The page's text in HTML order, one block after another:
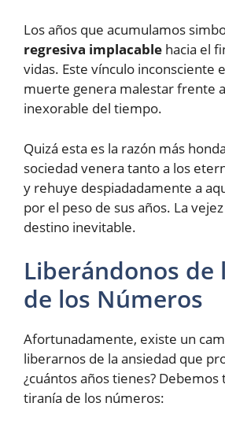
Los años que acumulamos
regresiva implacable hacia el
vidas. Este vínculo inconsciente
muerte genera malestar frente
inexorable del tiempo.
Quizá esta es la razón más
sociedad venera tanto a los
y rehuye despiadadamente a
por el peso de sus años. La
destino inevitable.
Liberándonos de
de los Números
Afortunadamente, existe un
liberarnos de la ansiedad que
¿cuántos años tienes? Debemos
tiranía de los números: